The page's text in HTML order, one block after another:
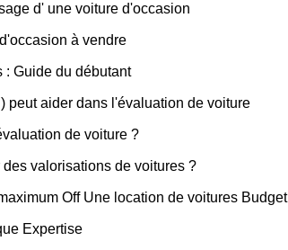
d' une voiture d'occasion
à vendre
: Guide du débutant
peut aider dans l'évaluation de voiture
de voiture ?
valorisations de voitures ?
Off Une location de voitures Budget
Expertise